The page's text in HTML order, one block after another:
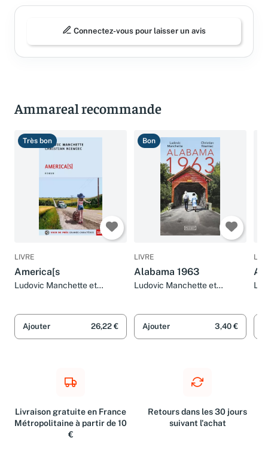
Connectez-vous pour laisser un avis
Ammareal recommande
Très bon
LIVRE
America[s
Ludovic Manchette et
Ajouter 26,22 €
Bon
LIVRE
Alabama 1963
Ludovic Manchette et
Ajouter 3,40 €
Livraison gratuite en France
Métropolitaine à partir de 10
€
Retours dans les 30 jours
suivant l'achat